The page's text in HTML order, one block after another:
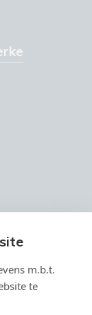
m.b.t.
te